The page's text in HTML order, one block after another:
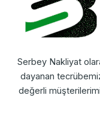
Serbey Nakliyat
dayanan
değerli